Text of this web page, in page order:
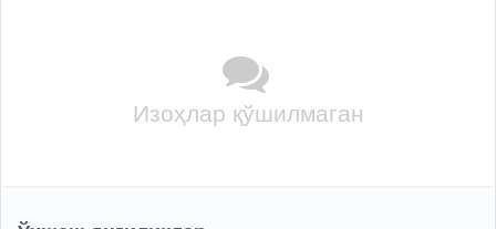
Изоҳлар қўшилмаган